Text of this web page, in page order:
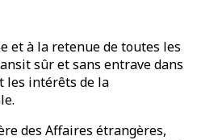
et à la retenue de toutes les
sûr et sans entrave dans
les intérêts de la
des Affaires étrangères,